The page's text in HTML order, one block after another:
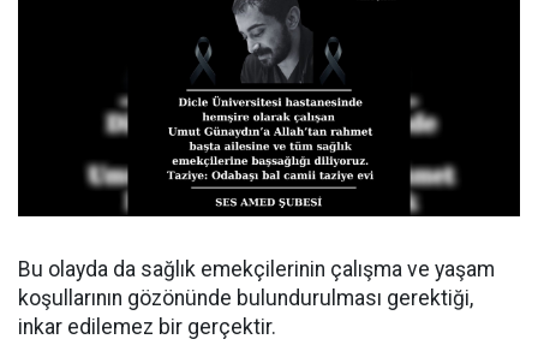
Bu olayda da sağlık emekçilerinin çalışma ve yaşam
koşullarının gözönünde bulundurulması gerektiği,
inkar edilemez bir gerçektir.